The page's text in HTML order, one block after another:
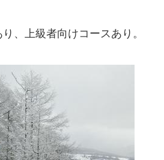
、上級者向けコースあり。